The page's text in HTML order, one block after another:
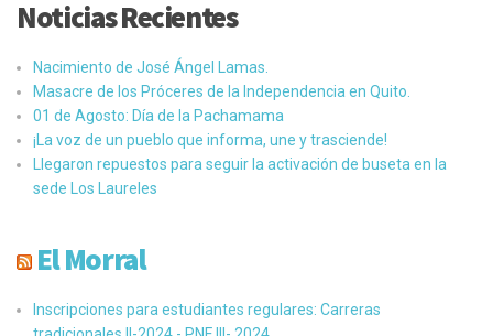
Noticias Recientes
Nacimiento de José Ángel Lamas.
Masacre de los Próceres de la Independencia en Quito.
01 de Agosto: Día de la Pachamama
¡La voz de un pueblo que informa, une y trasciende!
Llegaron repuestos para seguir la activación de buseta en la
sede Los Laureles
El Morral
Inscripciones para estudiantes regulares: Carreras